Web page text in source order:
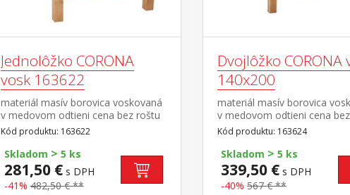
Jednolôžko CORONA
vosk 163622
materiál masív borovica voskovaná
v medovom odtieni cena bez roštu
a matraca odporúčaný rozmer
matraca 90 × 200 cm a rošt
R1 toto lôžko NEMOŽNO
kombinovať s lamelovým roštom
7154 alebo 7861súčasť zostavy
Corona
Kód produktu: 163622
Skladom > 5 ks
281,50 €s DPH
-41% 482,50 € **
Dvojlôžko CORONA
140x200
materiál masív borovica
v medovom odtieni cena
a matraca odporúčaný
rozmer matraca 140 × 200
rošt R4 súčasť zostavy
Kód produktu: 163624
Skladom > 5 ks
339,50 € s DPH
-40% 567 € **